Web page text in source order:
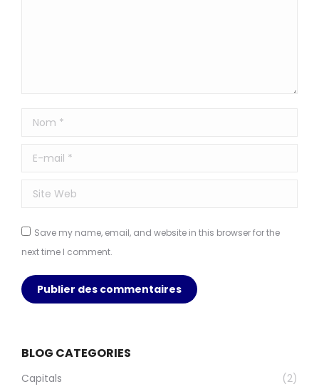
Nom *
E-mail *
Site Web
Save my name, email, and website in this browser for the
next time I comment.
Publier des commentaires
BLOG CATEGORIES
Capitals
(2)